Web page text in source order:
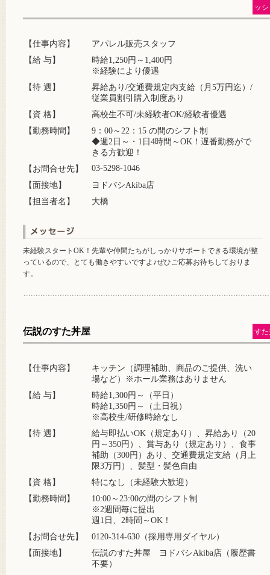
ッ
【仕事内容】
アパレル販売スタッフ
【給 与】
時給1,250円～1,400円
※経験により優遇
【待 遇】
昇給あり/交通費規定内支給（月5万円迄）/
従業員割引購入制度あり
【資 格】
高校生不可/未経験者OK/経験者優遇
【勤務時間】
9：00～22：15 の間のシフト制
◆週2日～・1日4時間～OK！遅番勤務がで
きる方歓迎！
【お問合せ先】
03-5298-1046
【面接地】
ヨドバシAkiba店
【担当者名】
大橋
未経験スタートOK！先輩や仲間たちがしっかりサポートできる環境が整
っているので、とても働きやすいですよ♪ぜひご応募お待ちしておりま
す。
伝説のすた丼屋 す
【仕事内容】
キッチン（調理補助、商品のご提供、洗い
場など）※ホール業務はありません
【給 与】
時給1,300円～（平日）
時給1,350円～（土日祝）
※高校生/研修時給なし
【待 遇】
給与即払いOK（規定あり）、昇給あり（20
円～350円）、賞与あり（規定あり）、食事
補助（300円）あり、交通費規定支給（月上
限3万円）、髪型・髪色自由
【資 格】
特になし（未経験大歓迎）
【勤務時間】
10:00～23:00の間のシフト制
※2週間毎に提出
週1日、2時間～OK！
【お問合せ先】
0120-314-630（採用専用ダイヤル）
【面接地】
伝説のすた丼屋 ヨドバシAkiba店（履歴書
不要）